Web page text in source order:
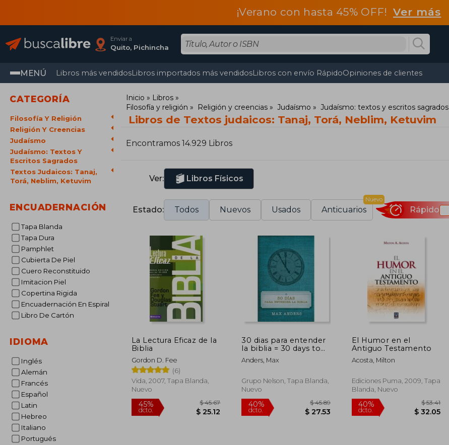
¡Verano con hasta 45% OFF!Ver más
Enviar a
Quito, Pichincha
MENÚ Libros más vendidosLibros importados más vendidosLibros con envío RápidoOpiniones de clientes
CATEGORÍA
Filosofía Y Religión
Religión Y Creencias
Judaísmo
Judaísmo: Textos Y
Escritos Sagrados
Textos Judaicos: Tanaj,
Torá, Neblim, Ketuvim
ENCUADERNACIÓN
Tapa Blanda
Tapa Dura
Pamphlet
Cubierta De Piel
Cuero Reconstituido
Imitacion Piel
Copertina Rigida
Encuadernación En Espiral
Libro De Cartón
IDIOMA
Inglés
Alemán
Francés
Español
Latin
Hebreo
Italiano
Portugués
Inicio
Libros
Filosofía y religión
Religión y creencias Judaísmo Judaísmo: textos y escritos sagrados
Libros de Textos judaicos: Tanaj, Torá, Neblim, Ketuvim
Encontramos 14.929 Libros
Ver: Libros Físicos
Estado: Todos Nuevos Usados Anticuarios
Nuevo
Rápido
La Lectura Eficaz de la
Biblia
Gordon D. Fee
(6)
Vida, 2007, Tapa Blanda,
Nuevo
30 dias para entender
la biblia = 30 days to
understand the bible
Anders, Max
Grupo Nelson, Tapa Blanda,
Nuevo
El Humor en el
Antiguo Testamento
Acosta, Milton
Ediciones Puma, 2009, Tapa
Blanda, Nuevo